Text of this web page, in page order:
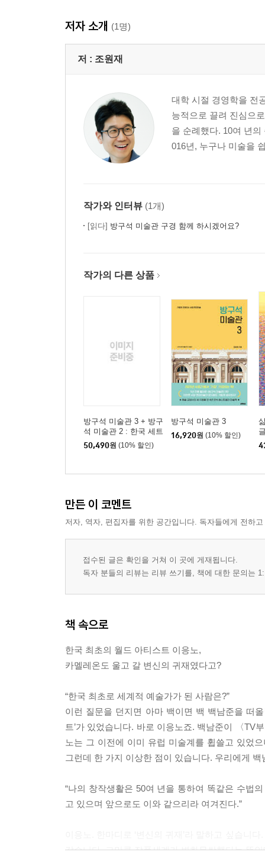
저자 소개 (1명)
저 : 조원재
대학 시절 경영학을 전
능적으로 끌려 진심으
을 순례했다. 10여 년의
016년, 누구나 미술을
작가와 인터뷰 (1개)
[읽다] 방구석 미술관 구경 함께 하시겠어요?
작가의 다른 상품
방구석 미술관 3 + 방구
석 미술관 2 : 한국 세트
50,490원 (10% 할인)
방구석 미술관 3
16,920원 (10% 할인)
만든 이 코멘트
저자, 역자, 편집자를 위한 공간입니다. 독자들에게 전하
접수된 글은 확인을 거쳐 이 곳에 게재됩니다.
독자 분들의 리뷰는 리뷰 쓰기를, 책에 대한 문의는
책 속으로
한국 최초의 월드 아티스트 이응노,
카멜레온도 울고 갈 변신의 귀재였다고?
“한국 최초로 세계적 예술가가 된 사람은?”
이런 질문을 던지면 아마 백이면 백 백남준을 떠
트’가 있었습니다. 바로 이응노죠. 백남준이 〈TV
노는 그 이전에 이미 유럽 미술계를 휩쓸고 있었
그런데 한 가지 이상한 점이 있습니다. 우리에게
“나의 창작생활은 50여 년을 통하여 똑같은 수법
고 있으며 앞으로도 이와 같으리라 여겨진다.”
같습니다. 그만큼 작품세계가 변화무쌍했다는 뜻